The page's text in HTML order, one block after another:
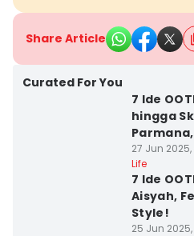
Share Article
Curated For You
7 Ide
hingga
27 Jun 2025,
Life
7 Ide
Aisyah,
Style!
25 Jun 2025,